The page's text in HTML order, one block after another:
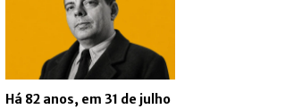
Há 82 anos, em 31 de julho